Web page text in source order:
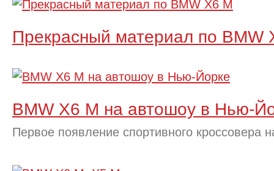
Прекрасный материал по BMW
BMW X6 M на автошоу в Нью-
Первое появление спортивного кроссовера